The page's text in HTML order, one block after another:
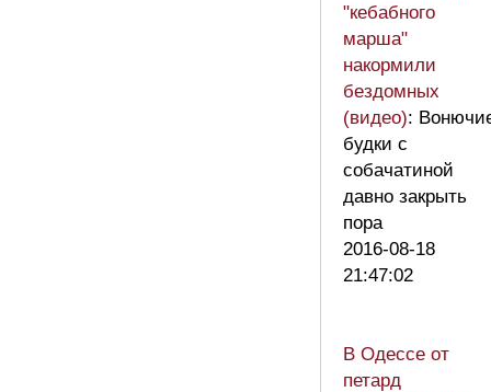
"кебабного
марша"
накормили
бездомных
(видео):
будки с
собачатиной
давно закрыть
пора
2016-08-18
21:47:02
В Одессе от
петард